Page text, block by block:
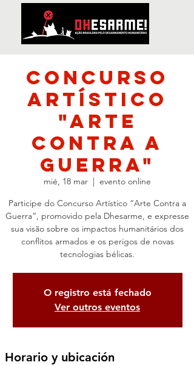
Concurso
Artístico
"ARTE
CONTRA A
GUERRA"
mié, 18 mar
  |
evento online
Participe do Concurso Artístico “Arte Contra a
Guerra”, promovido pela Dhesarme, e expresse
sua visão sobre os impactos humanitários dos
conflitos armados e os perigos de novas
tecnologias bélicas.
O registro está fechado
Ver outros eventos
Horario y ubicación